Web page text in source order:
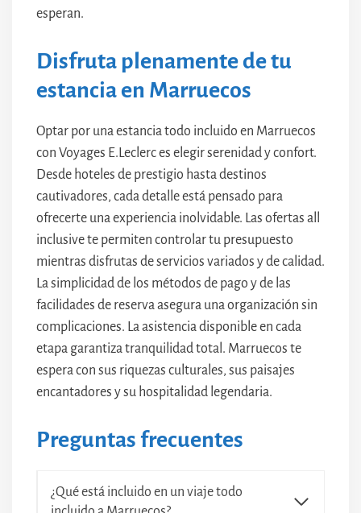
esperan.
Disfruta plenamente de tu
estancia en Marruecos
Optar por una estancia todo incluido en Marruecos
con Voyages E.Leclerc es elegir serenidad y confort.
Desde hoteles de prestigio hasta destinos
cautivadores, cada detalle está pensado para
ofrecerte una experiencia inolvidable. Las ofertas all
inclusive te permiten controlar tu presupuesto
mientras disfrutas de servicios variados y de calidad.
La simplicidad de los métodos de pago y de las
facilidades de reserva asegura una organización sin
complicaciones. La asistencia disponible en cada
etapa garantiza tranquilidad total. Marruecos te
espera con sus riquezas culturales, sus paisajes
encantadores y su hospitalidad legendaria.
Preguntas frecuentes
¿Qué está incluido en un viaje todo